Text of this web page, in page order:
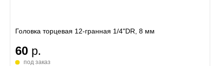
Головка торцевая 12-гранная 1/4"DR, 8 мм
60 р.
под заказ